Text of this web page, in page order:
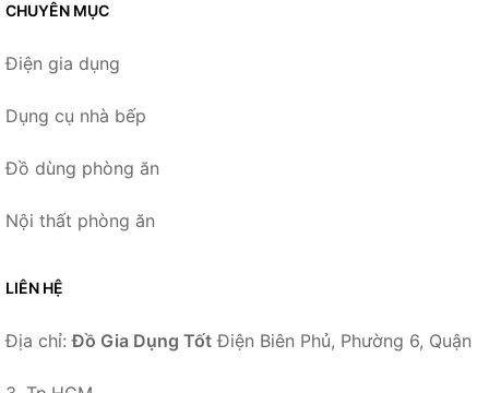
CHUYÊN MỤC
Điện gia dụng
Dụng cụ nhà bếp
Đồ dùng phòng ăn
Nội thất phòng ăn
LIÊN HỆ
Địa chỉ:Đồ Gia Dụng Tốt Điện Biên Phủ, Phường 6, Quận